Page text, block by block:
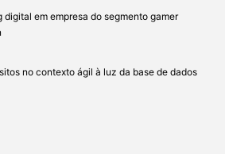
digital em empresa do segmento gamer
no contexto ágil à luz da base de dados